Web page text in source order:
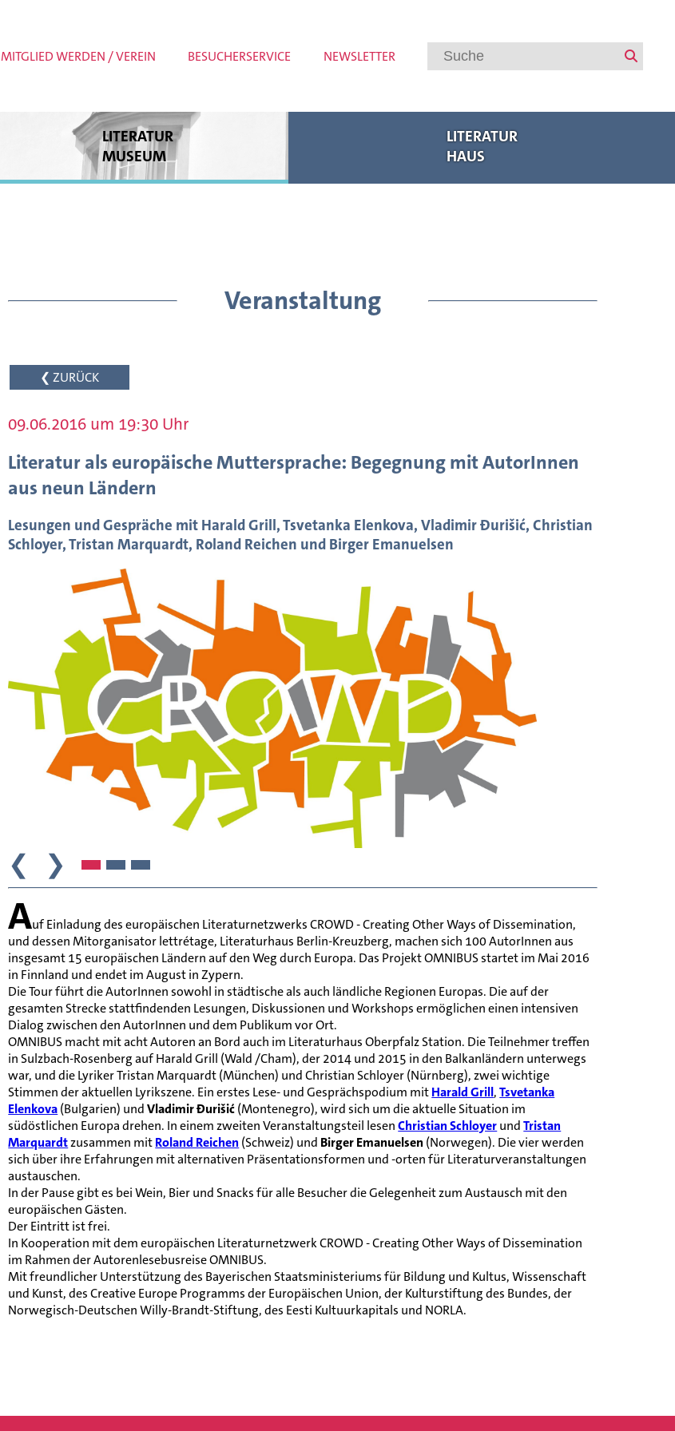
MITGLIED WERDEN / VEREIN BESUCHERSERVICE NEWSLETTER
LITERATUR
MUSEUM
Dauerausstellung
LITERATUR
HAUS
Veranstaltungen
Veranstaltung
❮ ZURÜCK
09.06.2016 um 19:30 Uhr
Literatur als europäische Muttersprache: Begegnung mit AutorInnen
aus neun Ländern
Lesungen und Gespräche mit Harald Grill, Tsvetanka Elenkova, Vladimir Đurišić, Christian
Schloyer, Tristan Marquardt, Roland Reichen und Birger Emanuelsen
❮ ❯
Auf Einladung des europäischen Literaturnetzwerks CROWD - Creating Other Ways of Dissemination,
und dessen Mitorganisator lettrétage, Literaturhaus Berlin-Kreuzberg, machen sich 100 AutorInnen aus
insgesamt 15 europäischen Ländern auf den Weg durch Europa. Das Projekt OMNIBUS startet im Mai 2016
in Finnland und endet im August in Zypern.
Die Tour führt die AutorInnen sowohl in städtische als auch ländliche Regionen Europas. Die auf der
gesamten Strecke stattfindenden Lesungen, Diskussionen und Workshops ermöglichen einen intensiven
Dialog zwischen den AutorInnen und dem Publikum vor Ort.
OMNIBUS macht mit acht Autoren an Bord auch im Literaturhaus Oberpfalz Station. Die Teilnehmer treffen
in Sulzbach-Rosenberg auf Harald Grill (Wald /Cham), der 2014 und 2015 in den Balkanländern unterwegs
war, und die Lyriker Tristan Marquardt (München) und Christian Schloyer (Nürnberg), zwei wichtige
Stimmen der aktuellen Lyrikszene. Ein erstes Lese- und Gesprächspodium mitHarald Grill,Tsvetanka
Elenkova(Bulgarien) undVladimir Đurišić(Montenegro), wird sich um die aktuelle Situation im
südöstlichen Europa drehen. In einem zweiten Veranstaltungsteil lesenChristian SchloyerundTristan
Marquardtzusammen mitRoland Reichen (Schweiz) und Birger Emanuelsen (Norwegen). Die vier werden
sich über ihre Erfahrungen mit alternativen Präsentationsformen und -orten für Literaturveranstaltungen
austauschen.
In der Pause gibt es bei Wein, Bier und Snacks für alle Besucher die Gelegenheit zum Austausch mit den
europäischen Gästen.
Der Eintritt ist frei.
In Kooperation mit dem europäischen Literaturnetzwerk CROWD - Creating Other Ways of Dissemination
im Rahmen der Autorenlesebusreise OMNIBUS.
Mit freundlicher Unterstützung des Bayerischen Staatsministeriums für Bildung und Kultus, Wissenschaft
und Kunst, des Creative Europe Programms der Europäischen Union, der Kulturstiftung des Bundes, der
Norwegisch-Deutschen Willy-Brandt-Stiftung, des Eesti Kultuurkapitals und NORLA.